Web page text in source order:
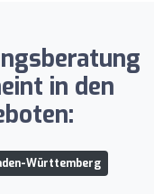
in den
Württemberg